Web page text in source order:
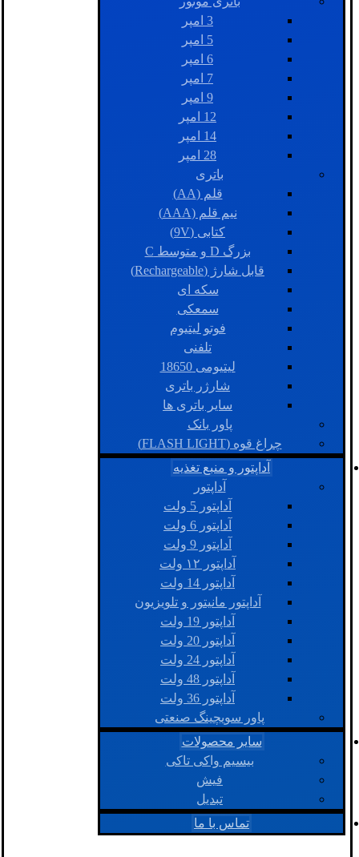
3 امپر
5 امپر
6 امپر
7 امپر
9 امپر
12 امپر
14 امپر
28 امپر
باتری
قلم (AA)
نیم قلم (AAA)
کتابی (9V)
بزرگ D و متوسط C
قابل شارژ (Rechargeable)
سکه ای
سمعکی
فوتو لیتیوم
تلفنی
لیتیومی 18650
شارژر باتری
سایر باتری ها
پاور بانک
چراغ قوه (FLASH LIGHT)
آداپتور و منبع تغذیه
آداپتور
آداپتور 5 ولت
آداپتور 6 ولت
آداپتور 9 ولت
آداپتور ۱۲ ولت
آداپتور 14 ولت
آداپتور مانیتور و تلویزیون
آداپتور 19 ولت
آداپتور 20 ولت
آداپتور 24 ولت
آداپتور 48 ولت
آداپتور 36 ولت
پاور سویچینگ صنعتی
سایر محصولات
بیسیم واکی تاکی
فیش
تبدیل
تماس با ما